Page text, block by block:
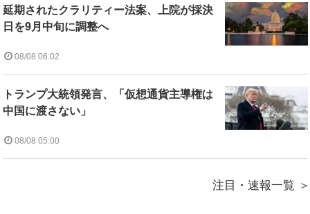
延期されたクラリティー法案、上院が採決
日を9月中旬に調整へ
08/08 06:02
トランプ大統領発言、「仮想通貨主導権は
中国に渡さない」
08/08 05:00
注目・速報一覧